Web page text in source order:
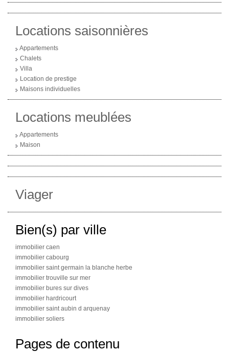
Locations saisonnières
Appartements
Chalets
Villa
Location de prestige
Maisons individuelles
Locations meublées
Appartements
Maison
Viager
Bien(s) par ville
immobilier caen
immobilier cabourg
immobilier saint germain la blanche herbe
immobilier trouville sur mer
immobilier bures sur dives
immobilier hardricourt
immobilier saint aubin d arquenay
immobilier soliers
Pages de contenu